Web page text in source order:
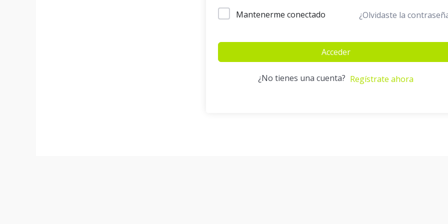
Mantenerme conectado ¿Olvidaste la
Acceder
¿No tienes una cuenta? Regístrate ahora